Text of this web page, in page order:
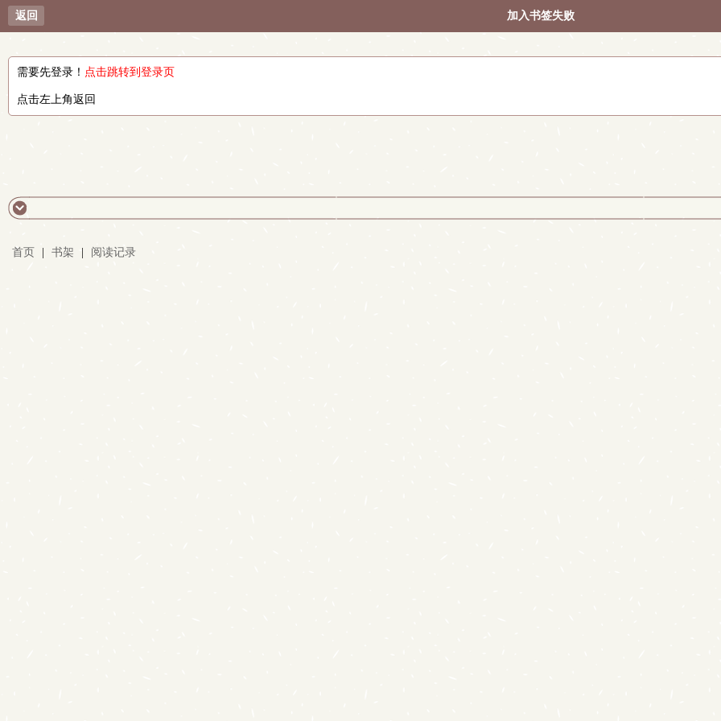
返回 加入书签失败
需要先登录！ 点击跳转到登录页
点击左上角返回
首页 书架 阅读记录